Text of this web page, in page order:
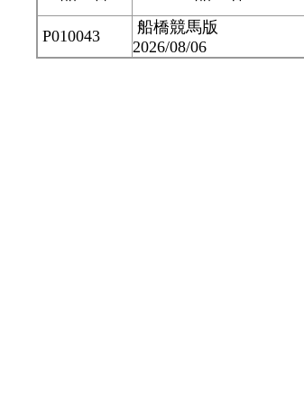
P010043
船橋競馬版
2026/08/06